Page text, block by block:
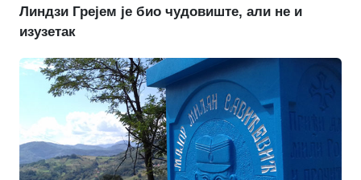
Линдзи Грејем је био чудовиште, али не и
изузетак